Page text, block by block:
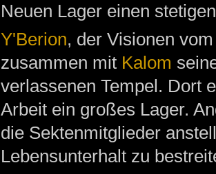
Neuen Lager einen
Y'Berion, der Visionen
zusammen mit Kalom
verlassenen Tempel. Dort
Arbeit ein großes Lager.
die Sektenmitglieder
Lebensunterhalt zu